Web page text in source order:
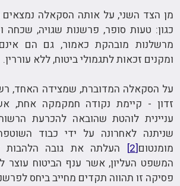
מן הצד השני, על אותה הסקאלה
כגון: טעות סופר, פרשנות שגויה, שכחה
מרשלנות מובהקת כאמור, גם הם
ומקנים זכאות לתגמולי ביטוח, ללא עוררין.
על הסקאלה המדוברת, שמצידה האחד,
זדון - קיימת נקודה חמקמקה אחת,
עניינית לוהטת שהובאה להכרעת
שניתנה לאחרונה על ידי כבוד
מומנטום[2]
העלתה את גובה הלהבות
המשפט העליון, אשר ענף הביטוח עוצר
פסיקה זו תהווה תקדים מחייב ביחס